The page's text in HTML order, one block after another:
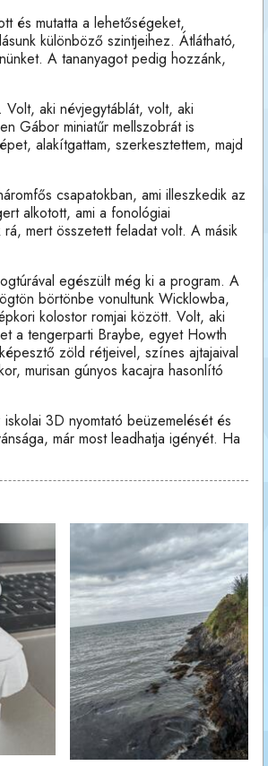
és mutatta a lehetőségeket,
különböző szintjeihez. Átlátható,
A tananyagot pedig hozzánk,
aki névjegytáblát, volt, aki
Gábor miniatűr mellszobrát is
alakítgattam, szerkesztettem, majd
csapatokban, ami illeszkedik az
alkotott, ami a fonológiai
mert összetett feladat volt. A másik
egészült még ki a program. A
börtönbe vonultunk Wicklowba,
kolostor romjai között. Volt, aki
a tengerparti Braybe, egyet Howth
zöld rétjeivel, színes ajtajaival
murisan gúnyos kacajra hasonlító
3D nyomtató beüzemelését és
már most leadhatja igényét. Ha